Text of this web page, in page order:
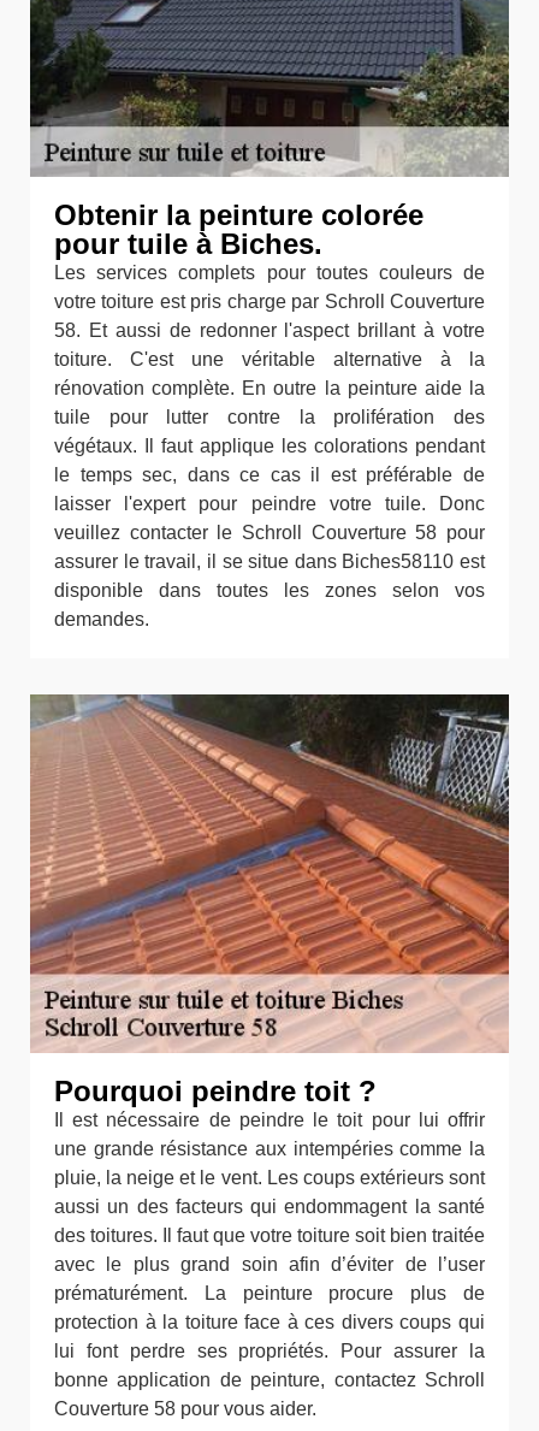
Obtenir la peinture colorée
pour tuile à Biches.
Les services complets pour toutes couleurs de
votre toiture est pris charge par Schroll Couverture
58. Et aussi de redonner l'aspect brillant à votre
toiture. C'est une véritable alternative à la
rénovation complète. En outre la peinture aide la
tuile pour lutter contre la prolifération des
végétaux. Il faut applique les colorations pendant
le temps sec, dans ce cas il est préférable de
laisser l'expert pour peindre votre tuile. Donc
veuillez contacter le Schroll Couverture 58 pour
assurer le travail, il se situe dans Biches58110 est
disponible dans toutes les zones selon vos
demandes.
Pourquoi peindre toit ?
Il est nécessaire de peindre le toit pour lui offrir
une grande résistance aux intempéries comme la
pluie, la neige et le vent. Les coups extérieurs sont
aussi un des facteurs qui endommagent la santé
des toitures. Il faut que votre toiture soit bien traitée
avec le plus grand soin afin d’éviter de l’user
prématurément. La peinture procure plus de
protection à la toiture face à ces divers coups qui
lui font perdre ses propriétés. Pour assurer la
bonne application de peinture, contactez Schroll
Couverture 58 pour vous aider.